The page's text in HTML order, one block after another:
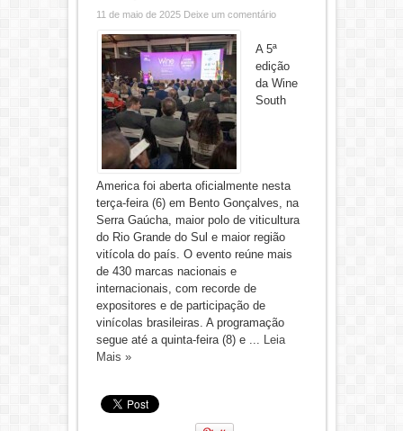
11 de maio de 2025 Deixe um comentário
A 5ª
edição
da Wine
South
America foi aberta oficialmente nesta
terça-feira (6) em Bento Gonçalves, na
Serra Gaúcha, maior polo de viticultura
do Rio Grande do Sul e maior região
vitícola do país. O evento reúne mais
de 430 marcas nacionais e
internacionais, com recorde de
expositores e de participação de
vinícolas brasileiras. A programação
segue até a quinta-feira (8) e ... Leia
Mais »